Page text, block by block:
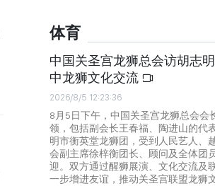
体育
中国关圣宫龙狮总会访胡志
中龙狮文化交流
2026/8/5 12:23:36
8月5日下午，中国关圣宫龙狮总会会
领，包括副会长王春福、陶进山的代
明市衡英堂龙狮团，受到人民艺人、
会副主席徐梓衡团长、顾问及全体团
迎。双方通过醒狮展演、文化交流及
一步增进友谊，推动关圣宫联盟龙狮